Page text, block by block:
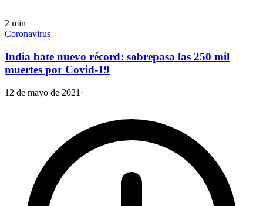
2 min
Coronavirus
India bate nuevo récord: sobrepasa las 250 mil
muertes por Covid-19
12 de mayo de 2021 ·